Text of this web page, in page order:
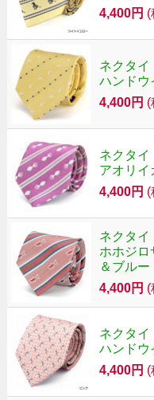
4,400円 (
ネクタイ
ハンドウ
4,400円 (
ネクタイ
アオリイ
4,400円 (
ネクタイ
ホホジロ
＆ブルー
4,400円 (
ネクタイ
ハンドウ
4,400円 (